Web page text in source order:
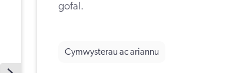
gofal.
Cymwysterau ac ariannu